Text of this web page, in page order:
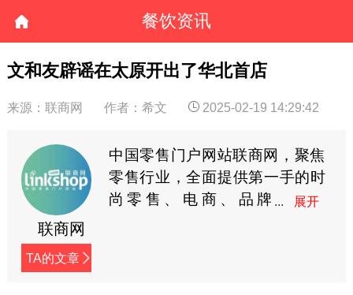
餐饮资讯
文和友辟谣在太原开出了华北首店
来源： 联商网 作者：希文 2025-02-19 14:29:42
联商网
TA的文章
中国零售门户网站联商网，聚焦
零售行业，全面提供第一手的时
尚零售、电商、品牌